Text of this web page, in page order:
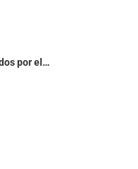
por el…